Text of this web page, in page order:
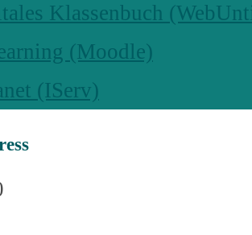
Klassenbuch
(Moodle)
(IServ)